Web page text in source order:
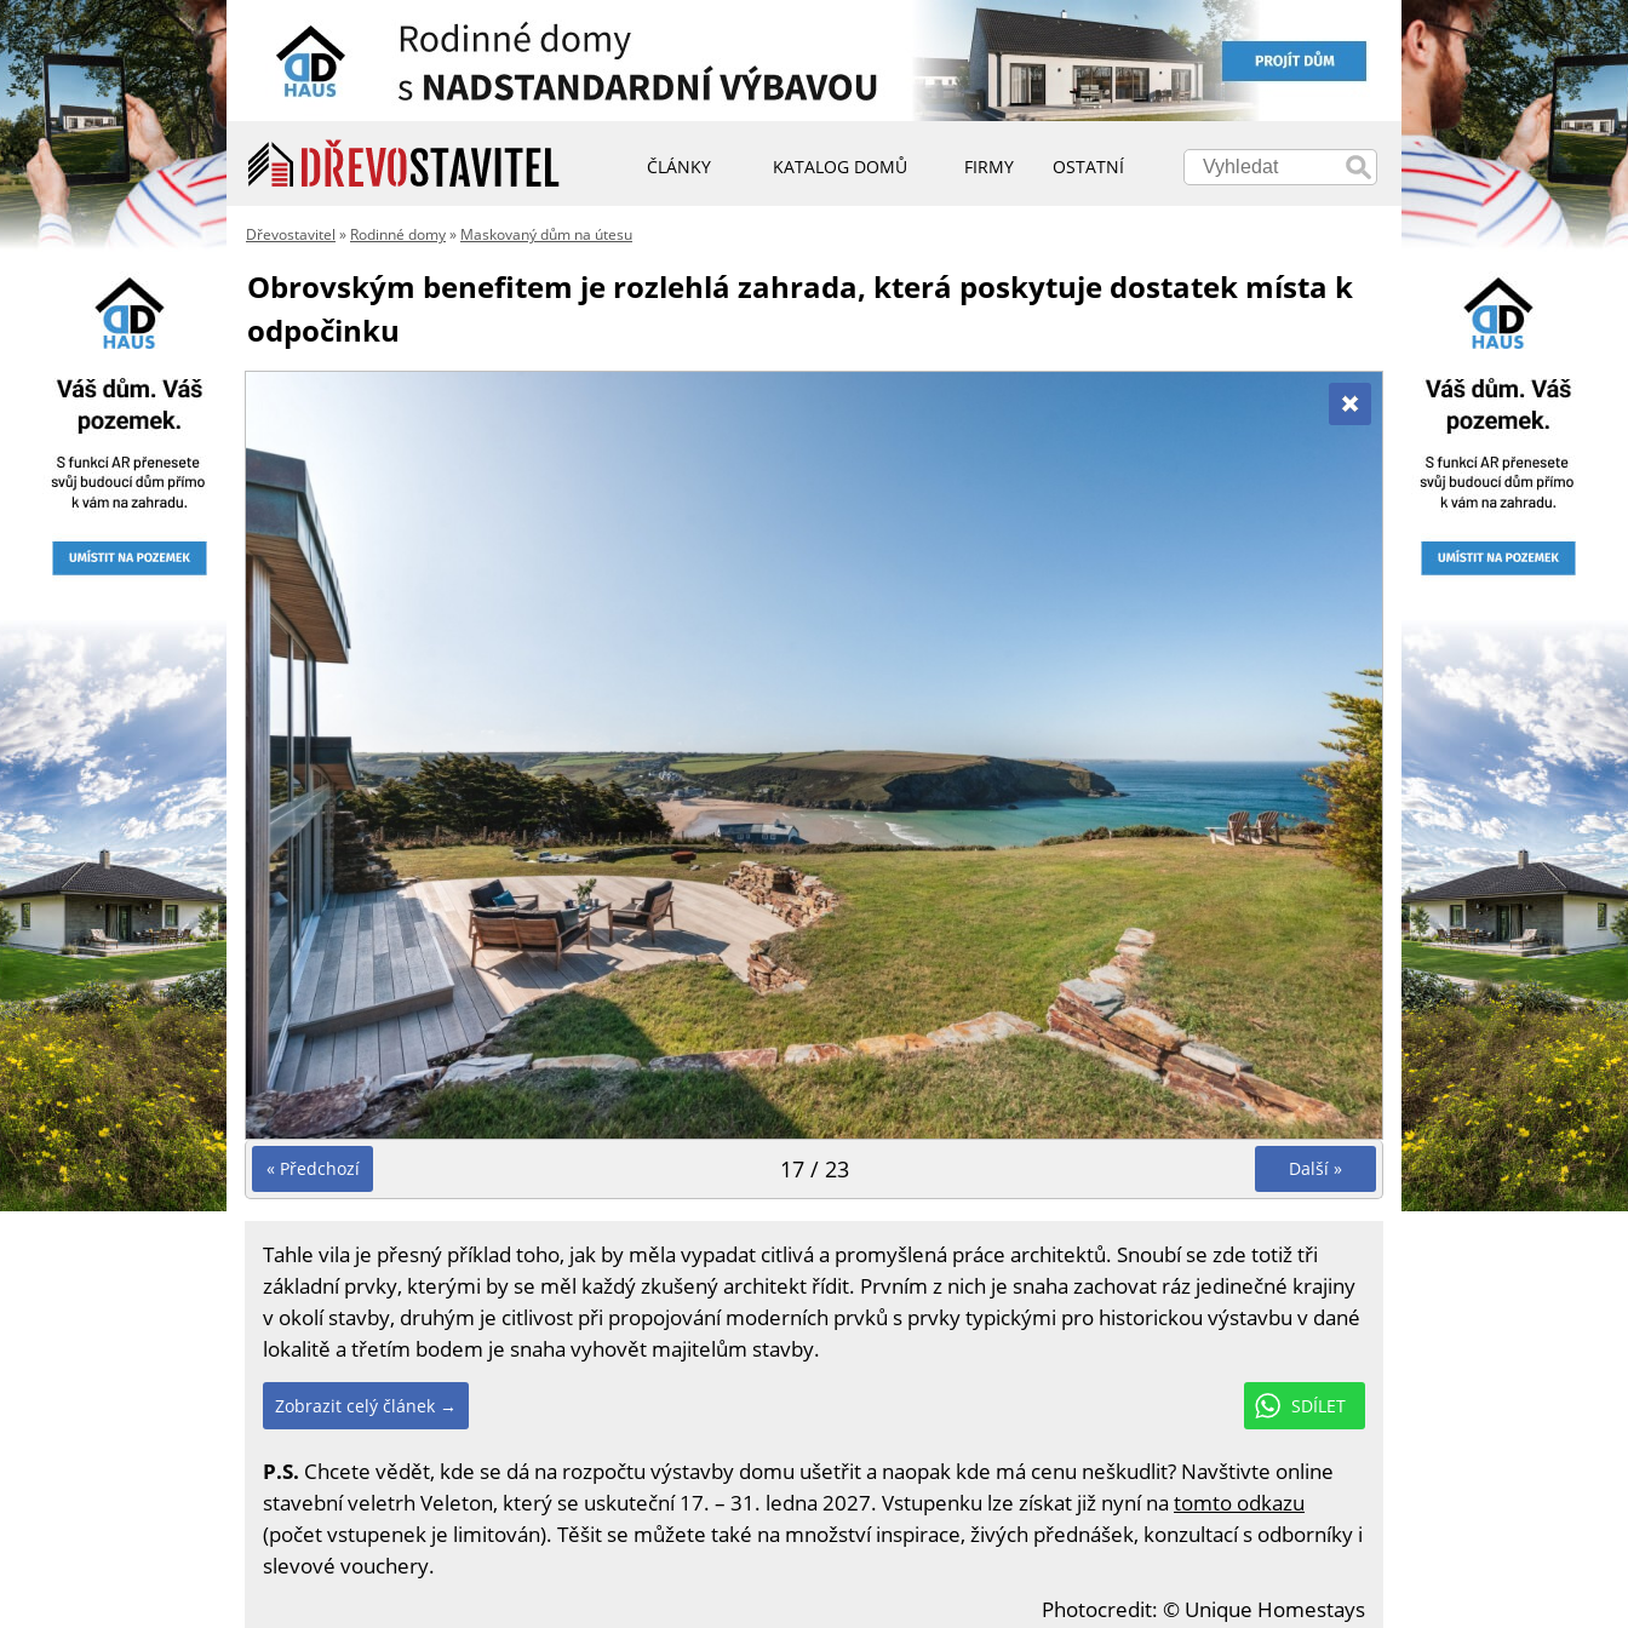
ČLÁNKY KATALOG DOMŮ FIRMY OSTATNÍ
Dřevostavitel » Rodinné domy» Maskovaný dům na útesu
Obrovským benefitem je rozlehlá zahrada, která poskytuje dostatek místa k
odpočinku
« Předchozí Další »
17 / 23
Tahle vila je přesný příklad toho, jak by měla vypadat citlivá a promyšlená práce architektů. Snoubí se zde totiž tři
základní prvky, kterými by se měl každý zkušený architekt řídit. Prvním z nich je snaha zachovat ráz jedinečné krajiny
v okolí stavby, druhým je citlivost při propojování moderních prvků s prvky typickými pro historickou výstavbu v dané
lokalitě a třetím bodem je snaha vyhovět majitelům stavby.
SDÍLET
Zobrazit celý článek →
P.S. Chcete vědět, kde se dá na rozpočtu výstavby domu ušetřit a naopak kde má cenu neškudlit? Navštivte online
stavební veletrh Veleton, který se uskuteční 17. – 31. ledna 2027. Vstupenku lze získat již nyní na tomto odkazu
(počet vstupenek je limitován). Těšit se můžete také na množství inspirace, živých přednášek, konzultací s odborníky i
slevové vouchery.
Photocredit: © Unique Homestays